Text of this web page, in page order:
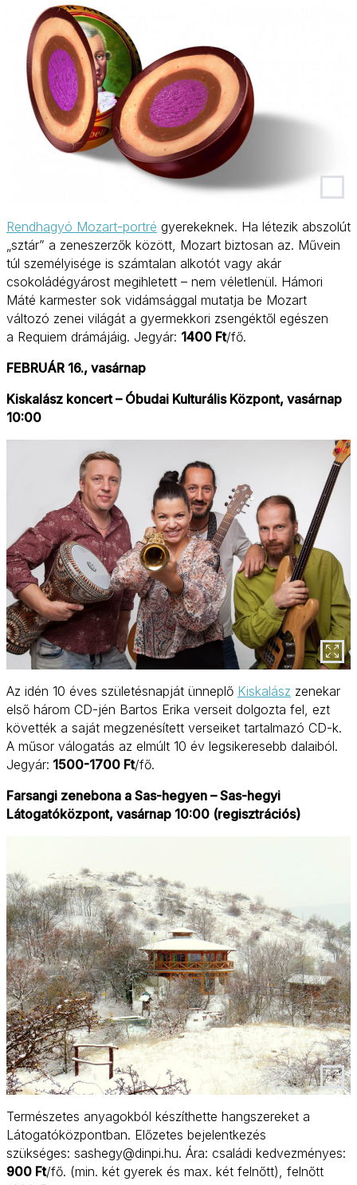
Rendhagyó Mozart-portré gyerekeknek. Ha létezik abszolút
„sztár” a zeneszerzők között, Mozart biztosan az. Művein
túl személyisége is számtalan alkotót vagy akár
csokoládégyárost megihletett – nem véletlenül. Hámori
Máté karmester sok vidámsággal mutatja be Mozart
változó zenei világát a gyermekkori zsengéktől egészen
a Requiem drámájáig. Jegyár: 1400 Ft/fő.
FEBRUÁR 16., vasárnap
Kiskalász koncert – Óbudai Kulturális Központ, vasárnap
10:00
Az idén 10 éves születésnapját ünneplő Kiskalász zenekar
első három CD-jén Bartos Erika verseit dolgozta fel, ezt
követték a saját megzenésített verseiket tartalmazó CD-k.
A műsor válogatás az elmúlt 10 év legsikeresebb dalaiból.
Jegyár: 1500-1700 Ft/fő.
Farsangi zenebona a Sas-hegyen – Sas-hegyi
Látogatóközpont, vasárnap 10:00 (regisztrációs)
Természetes anyagokból készíthette hangszereket a
Látogatóközpontban. Előzetes bejelentkezés
szükséges: sashegy@dinpi.hu. Ára: családi kedvezményes:
900 Ft/fő. (min. két gyerek és max. két felnőtt), felnőtt